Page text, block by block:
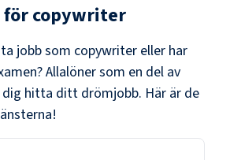
förcopywriter
jobb som copywriter eller har
Allalöner som en del av
dig hitta ditt drömjobb. Här är de